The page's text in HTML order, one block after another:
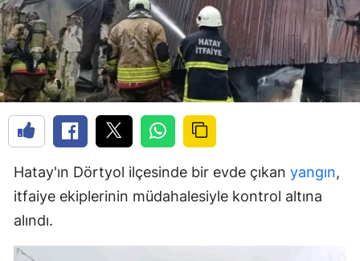
Hatay'ın Dörtyol ilçesinde bir evde çıkan yangın,
itfaiye ekiplerinin müdahalesiyle kontrol altına
alındı.